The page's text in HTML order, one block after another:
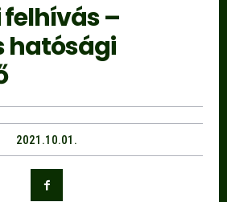
–
hatósági
2021.10.01.